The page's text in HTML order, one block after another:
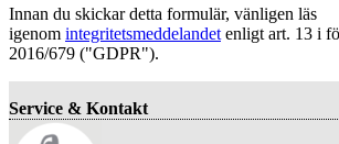
Innan du skickar detta formulär, vänligen läs
igenom integritetsmeddelandetenligt art. 13 i
2016/679 ("GDPR").
Service & Kontakt